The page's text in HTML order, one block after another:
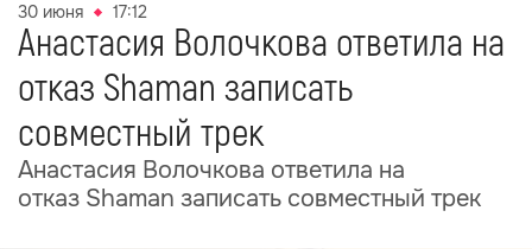
30 июня 17:12
Анастасия Волочкова ответила на
отказ Shaman записать
совместный трек
Анастасия Волочкова ответила на
отказ Shaman записать совместный трек